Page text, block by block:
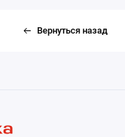
Вернуться назад